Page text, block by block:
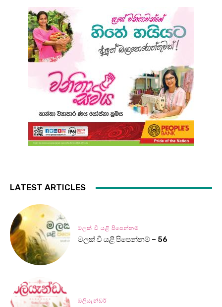
LATEST ARTICLES
මලක් වී යළි පිපෙන්නම්
මලක් වී යළි පිපෙන්නම් – 56
ඔලියැන්ඩර්